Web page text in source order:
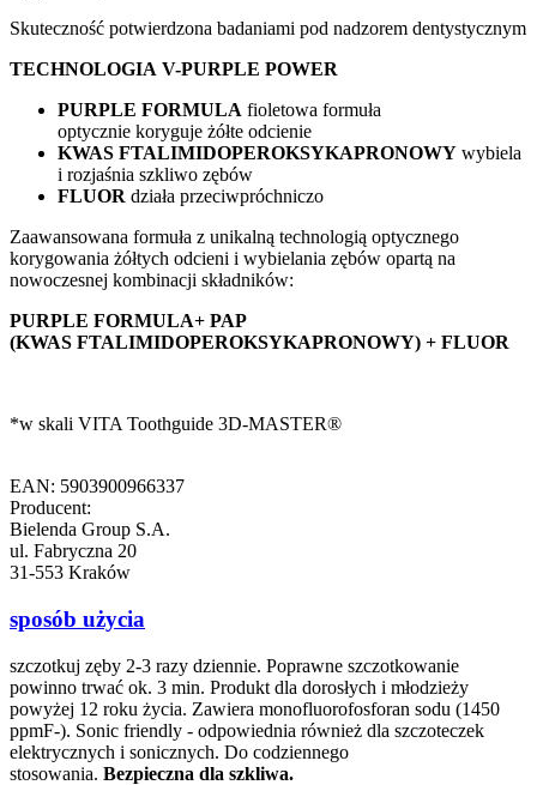
Skuteczność potwierdzona badaniami pod nadzorem dentystycznym
TECHNOLOGIA V-PURPLE POWER
PURPLE FORMULA fioletowa formuła
optycznie koryguje żółte odcienie
KWAS FTALIMIDOPEROKSYKAPRONOWY wybiela
i rozjaśnia szkliwo zębów
FLUOR działa przeciwpróchniczo
Zaawansowana formuła z unikalną technologią optycznego
korygowania żółtych odcieni i wybielania zębów opartą na
nowoczesnej kombinacji składników:
PURPLE FORMULA+ PAP
(KWAS FTALIMIDOPEROKSYKAPRONOWY) + FLUOR
*w skali VITA Toothguide 3D-MASTER®
EAN: 5903900966337
Producent:
Bielenda Group S.A.
ul. Fabryczna 20
31-553 Kraków
sposób użycia
szczotkuj zęby 2-3 razy dziennie. Poprawne szczotkowanie
powinno trwać ok. 3 min. Produkt dla dorosłych i młodzieży
powyżej 12 roku życia. Zawiera monofluorofosforan sodu (1450
ppmF-). Sonic friendly - odpowiednia również dla szczoteczek
elektrycznych i sonicznych. Do codziennego
stosowania. Bezpieczna dla szkliwa.